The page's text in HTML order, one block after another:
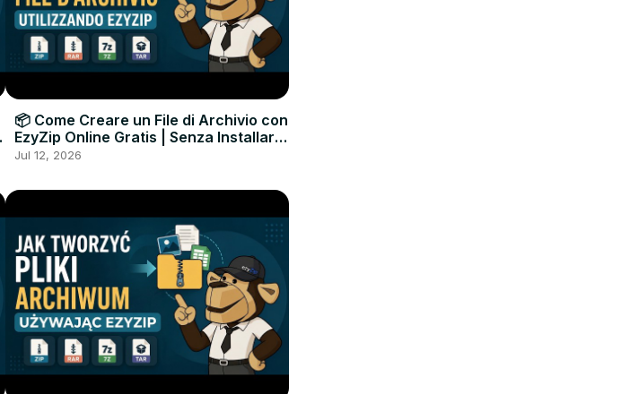
📦 Come Creare un File di Archivio con
EzyZip Online Gratis | Senza Installare
Software
Jul 12, 2026